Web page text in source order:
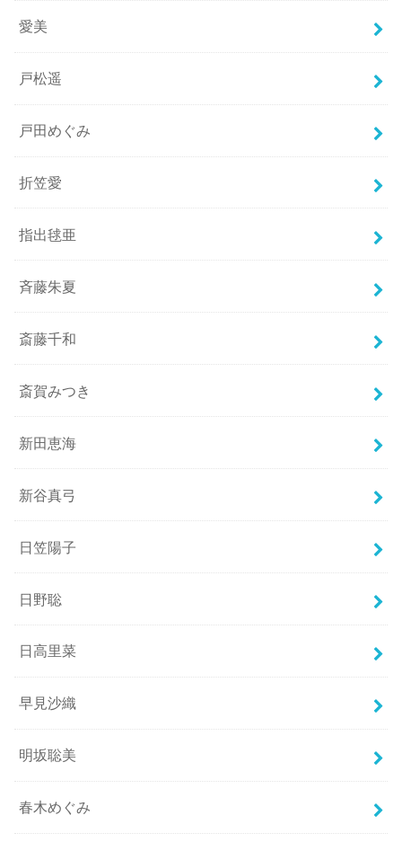
愛美
戸松遥
戸田めぐみ
折笠愛
指出毬亜
斉藤朱夏
斎藤千和
斎賀みつき
新田恵海
新谷真弓
日笠陽子
日野聡
日高里菜
早見沙織
明坂聡美
春木めぐみ